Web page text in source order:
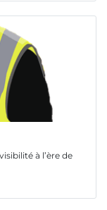
à l’ère de